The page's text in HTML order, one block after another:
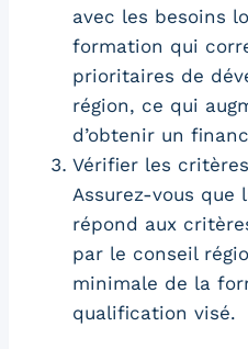
avec les besoins
formation qui
prioritaires de
région, ce qui
d’obtenir un
Vérifier les
Assurez-vous que
répond aux
par le conseil
minimale de la
qualification visé.